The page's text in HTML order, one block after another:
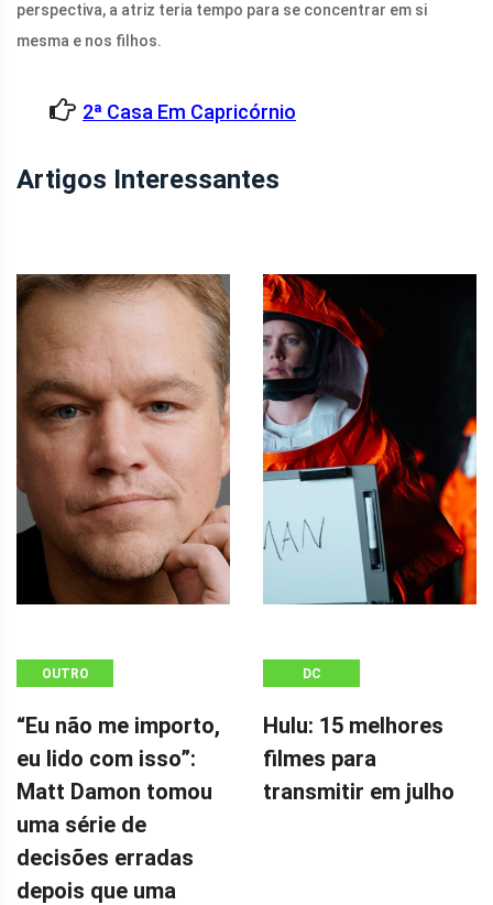
perspectiva, a atriz teria tempo para se concentrar em si
mesma e nos filhos.
2ª Casa Em Capricórnio
Artigos Interessantes
OUTRO
“Eu não me importo,
eu lido com isso”:
Matt Damon tomou
uma série de
decisões erradas
depois que uma
DC
Hulu: 15 melhores
filmes para
transmitir em julho